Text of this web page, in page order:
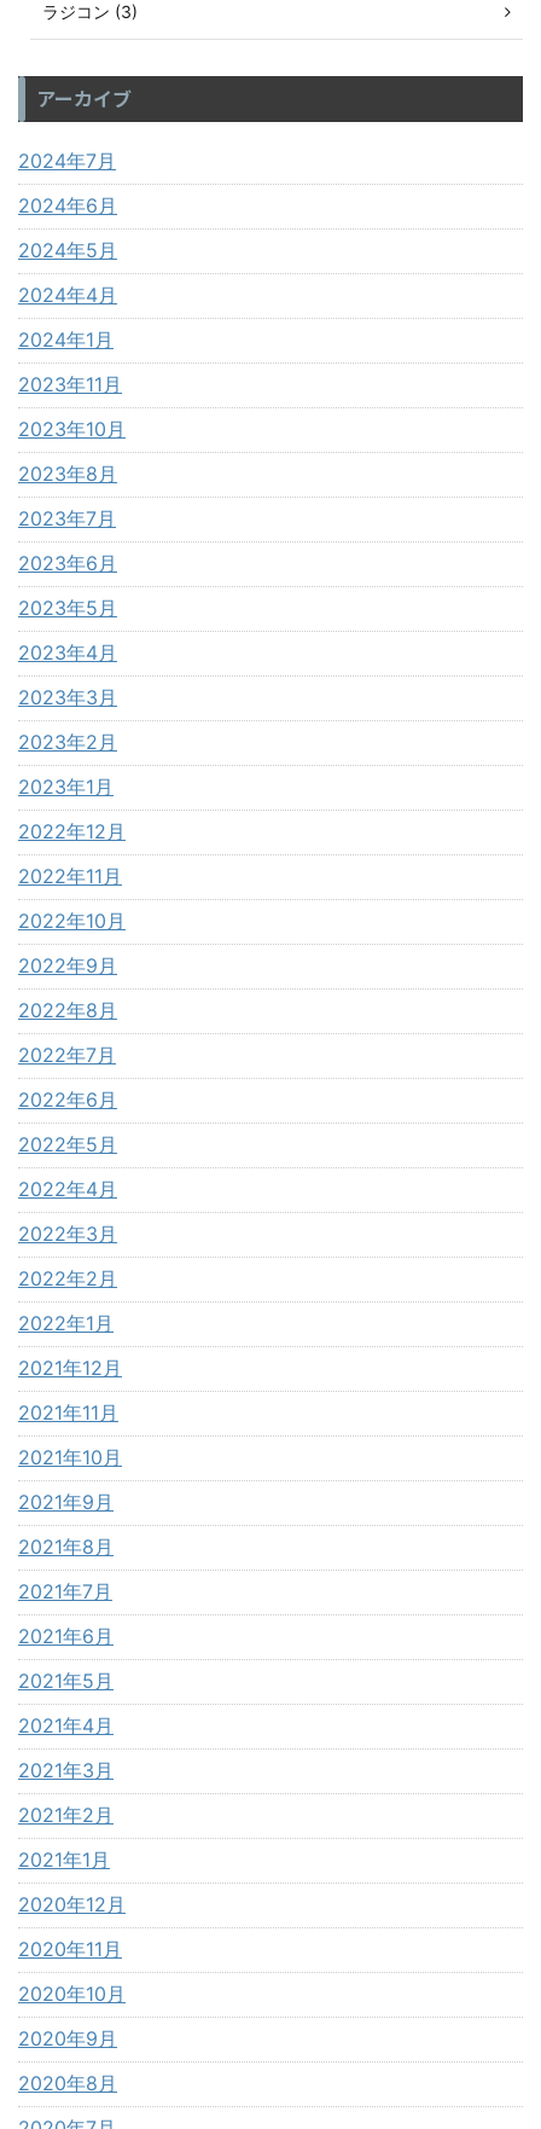
ラジコン (3)
アーカイブ
2024年7月
2024年6月
2024年5月
2024年4月
2024年1月
2023年11月
2023年10月
2023年8月
2023年7月
2023年6月
2023年5月
2023年4月
2023年3月
2023年2月
2023年1月
2022年12月
2022年11月
2022年10月
2022年9月
2022年8月
2022年7月
2022年6月
2022年5月
2022年4月
2022年3月
2022年2月
2022年1月
2021年12月
2021年11月
2021年10月
2021年9月
2021年8月
2021年7月
2021年6月
2021年5月
2021年4月
2021年3月
2021年2月
2021年1月
2020年12月
2020年11月
2020年10月
2020年9月
2020年8月